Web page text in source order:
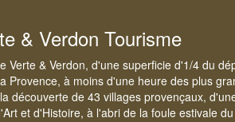
& Verdon Tourisme
Verte & Verdon, d'une superficie d'1/4 du
Provence, à moins d'une heure des plus
découverte de 43 villages provençaux,
et d'Histoire, à l'abri de la foule estivale